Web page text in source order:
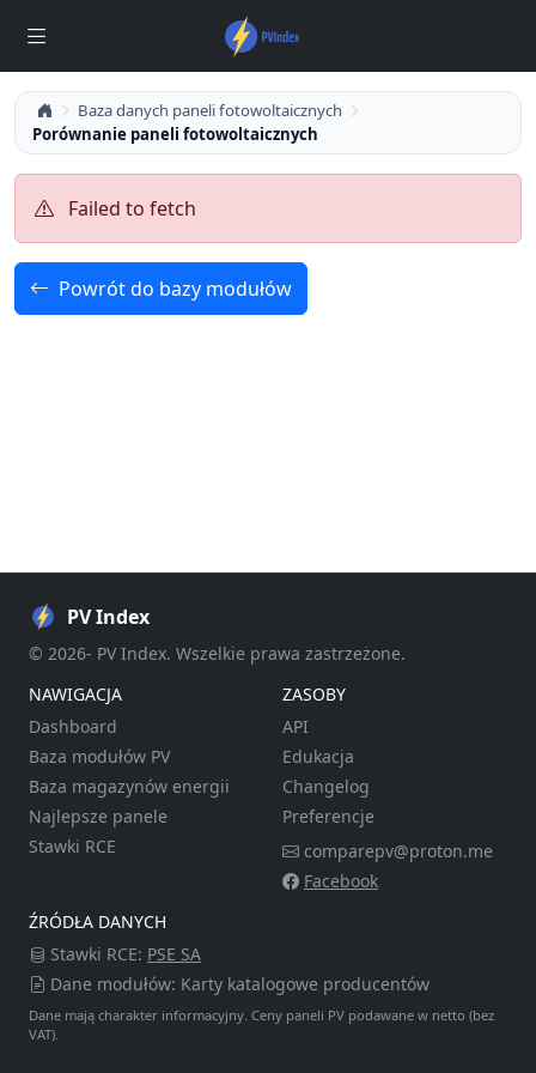
Baza danych paneli fotowoltaicznych
Porównanie paneli fotowoltaicznych
Failed to fetch
Powrót do bazy modułów
PV Index
© 2026- PV Index. Wszelkie prawa zastrzeżone.
NAWIGACJA
Dashboard
Baza modułów PV
Baza magazynów energii
Najlepsze panele
Stawki RCE
ZASOBY
API
Edukacja
Changelog
Preferencje
comparepv@proton.me
Facebook
ŹRÓDŁA DANYCH
Stawki RCE: PSE SA
Dane modułów: Karty katalogowe producentów
Dane mają charakter informacyjny. Ceny paneli PV podawane w netto (bez
VAT).